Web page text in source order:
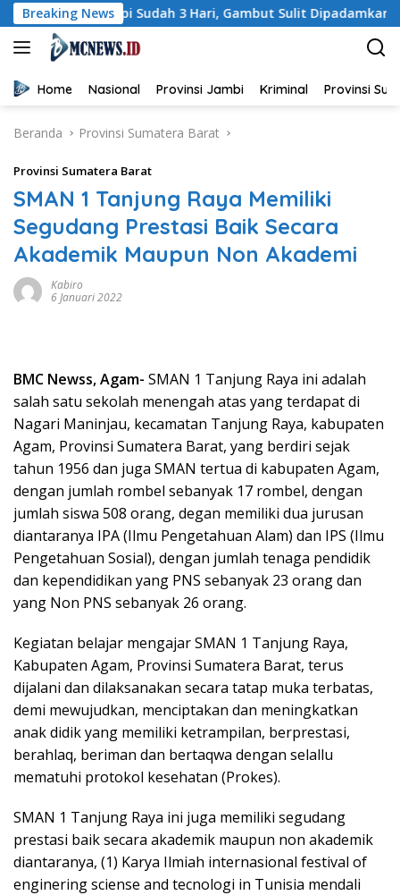
Langsung
ke
konten
Breaking News
Api Sudah 3 Hari, Gambut Sulit Dipadamkan
Home Nasional Provinsi Jambi Kriminal Provinsi
Beranda Provinsi Sumatera Barat
Provinsi Sumatera Barat
SMAN 1 Tanjung Raya Memiliki
Segudang Prestasi Baik Secara
Akademik Maupun Non Akademi
Kabiro
6 Januari 2022
BMC Newss, Agam- SMAN 1 Tanjung Raya ini adalah
salah satu sekolah menengah atas yang terdapat di
Nagari Maninjau, kecamatan Tanjung Raya, kabupaten
Agam, Provinsi Sumatera Barat, yang berdiri sejak
tahun 1956 dan juga SMAN tertua di kabupaten Agam,
dengan jumlah rombel sebanyak 17 rombel, dengan
jumlah siswa 508 orang, degan memiliki dua jurusan
diantaranya IPA (Ilmu Pengetahuan Alam) dan IPS (Ilmu
Pengetahuan Sosial), dengan jumlah tenaga pendidik
dan kependidikan yang PNS sebanyak 23 orang dan
yang Non PNS sebanyak 26 orang.
Kegiatan belajar mengajar SMAN 1 Tanjung Raya,
Kabupaten Agam, Provinsi Sumatera Barat, terus
dijalani dan dilaksanakan secara tatap muka terbatas,
demi mewujudkan, menciptakan dan meningkatkan
anak didik yang memiliki ketrampilan, berprestasi,
berahlaq, beriman dan bertaqwa dengan selallu
mematuhi protokol kesehatan (Prokes).
SMAN 1 Tanjung Raya ini juga memiliki segudang
prestasi baik secara akademik maupun non akademik
diantaranya, (1) Karya Ilmiah internasional festival of
enginering sciense and tecnologi in Tunisia mendali